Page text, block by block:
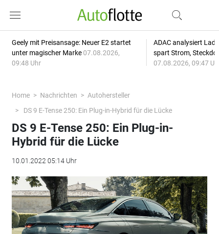
Geely mit Preisansage: Neuer E2 startet
unter magischer Marke 07.08.2026,
09:48 Uhr
ADAC analysiert
spart Strom,
07.08.2026, 09:47
Home Nachrichten
Autohersteller
DS 9 E-Tense 250: Ein Plug-in-Hybrid für die Lücke
DS 9 E-Tense 250: Ein Plug-in-
Hybrid für die Lücke
10.01.2022 05:14 Uhr